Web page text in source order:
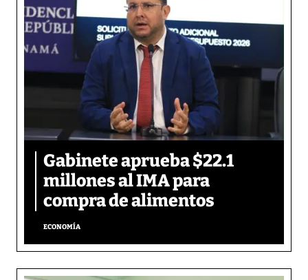
Gabinete aprueba $22.1
millones al IMA para
compra de alimentos
ECONOMÍA